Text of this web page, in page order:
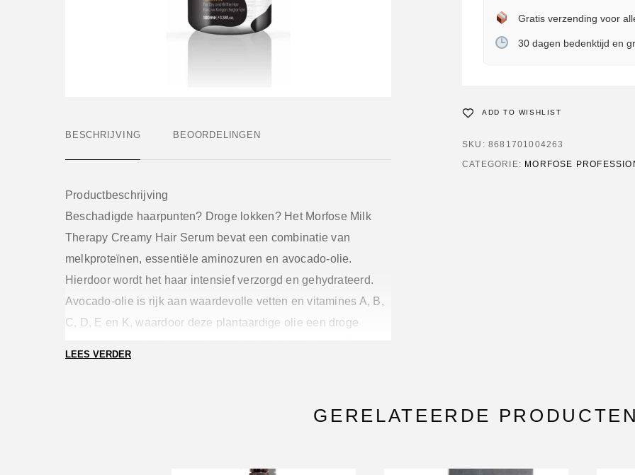
BESCHRIJVING BEOORDELINGEN
Productbeschrijving
Beschadigde haarpunten? Droge lokken? Het Morfose Milk
Therapy Creamy Hair Serum bevat een combinatie van
melkproteïnen, essentiële aminozuren en avocado-olie.
Hierdoor wordt het haar intensief verzorgd en gehydrateerd.
Avocado-olie is rijk aan waardevolle vetten en vitamines A, B,
C, D, E en K, waardoor deze plantaardige olie een droge
sterk en glanzend. Breng aan op je handdoekdroge
LEES VERDER
Gratis verzending voor
30 dagen bedenktijd en
ADD TO WISHLIST
SKU: 8681701004263
CATEGORIE: MORFOSE
GERELATEERDE